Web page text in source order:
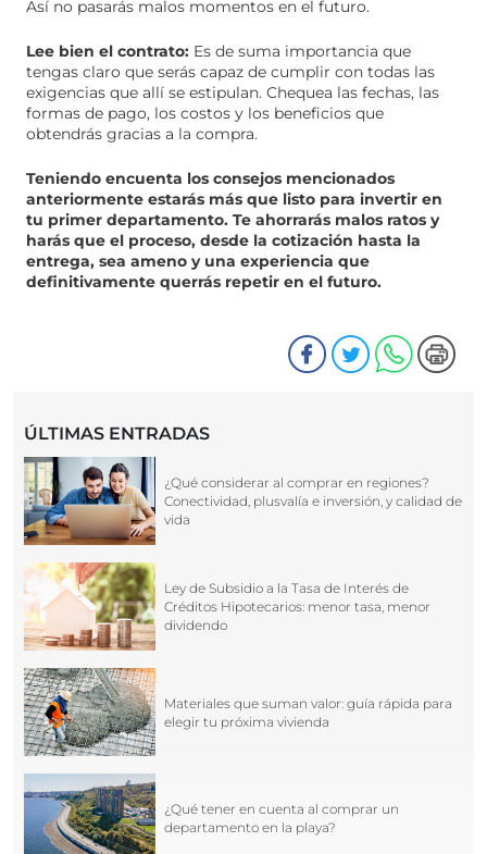
Así no pasarás malos momentos en el futuro.
Lee bien el contrato: Es de suma importancia que
tengas claro que serás capaz de cumplir con todas las
exigencias que allí se estipulan. Chequea las fechas, las
formas de pago, los costos y los beneficios que
obtendrás gracias a la compra.
Teniendo encuenta los consejos mencionados
anteriormente estarás más que listo para invertir en
tu primer departamento. Te ahorrarás malos ratos y
harás que el proceso, desde la cotización hasta la
entrega, sea ameno y una experiencia que
definitivamente querrás repetir en el futuro.
ÚLTIMAS ENTRADAS
¿Qué considerar al comprar en regiones?
Conectividad, plusvalía e inversión, y calidad de
vida
Ley de Subsidio a la Tasa de Interés de
Créditos Hipotecarios: menor tasa, menor
dividendo
Materiales que suman valor: guía rápida para
elegir tu próxima vivienda
¿Qué tener en cuenta al comprar un
departamento en la playa?